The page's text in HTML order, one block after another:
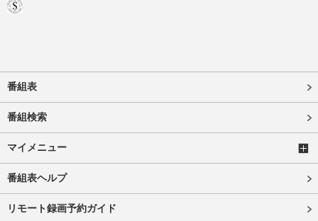
番組表
番組検索
マイメニュー
番組表ヘルプ
リモート録画予約ガイド